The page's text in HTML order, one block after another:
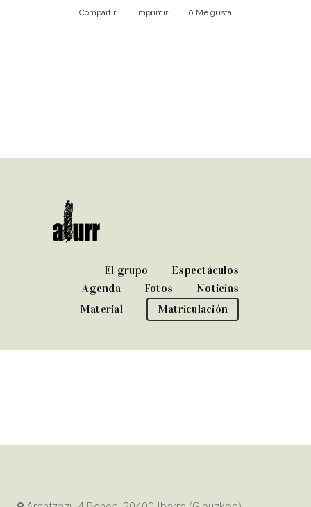
Compartir Imprimir 0 Me gusta
El grupo
Espectáculos
Agenda
Fotos
Noticias
Material
Matriculación